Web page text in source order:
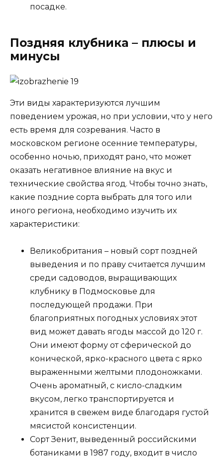
посадке.
Поздняя клубника – плюсы и
минусы
Эти виды характеризуются лучшим
поведением урожая, но при условии, что у него
есть время для созревания. Часто в
московском регионе осенние температуры,
особенно ночью, приходят рано, что может
оказать негативное влияние на вкус и
технические свойства ягод. Чтобы точно знать,
какие поздние сорта выбрать для того или
иного региона, необходимо изучить их
характеристики:
Великобритания – новый сорт поздней
выведения и по праву считается лучшим
среди садоводов, выращивающих
клубнику в Подмосковье для
последующей продажи. При
благоприятных погодных условиях этот
вид может давать ягоды массой до 120 г.
Они имеют форму от сферической до
конической, ярко-красного цвета с ярко
выраженными желтыми плодоножками.
Очень ароматный, с кисло-сладким
вкусом, легко транспортируется и
хранится в свежем виде благодаря густой
мясистой консистенции.
Сорт Зенит, выведенный российскими
ботаниками в 1987 году, входит в число